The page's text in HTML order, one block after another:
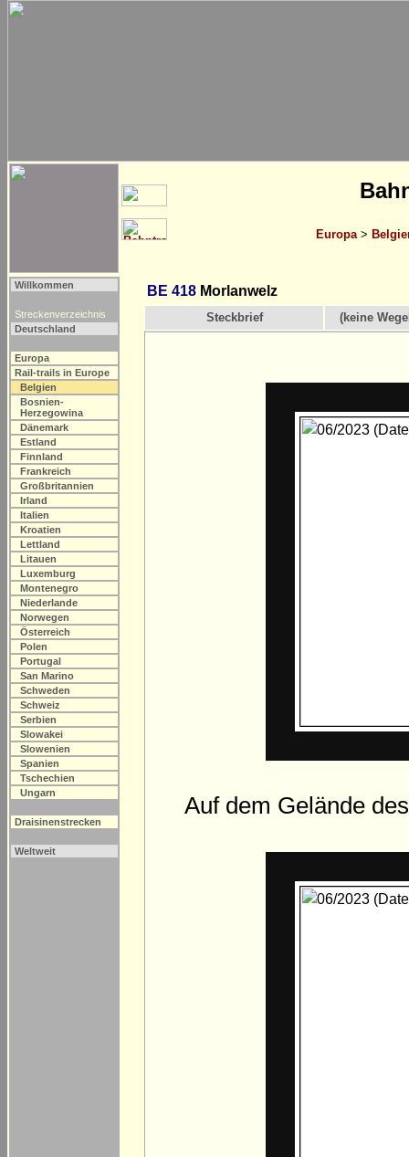
Europa >
Willkommen
Streckenverzeichnis
Deutschland
Europa
Rail-trails in Europe
Belgien
Bosnien-
Herzegowina
Dänemark
Estland
Finnland
Frankreich
Großbritannien
Irland
Italien
Kroatien
Lettland
Litauen
Luxemburg
Montenegro
Niederlande
Norwegen
Österreich
Polen
Portugal
San Marino
Schweden
Schweiz
Serbien
Slowakei
Slowenien
Spanien
Tschechien
Ungarn
Draisinenstrecken
Weltweit
BE 418 Morlanwelz
Steckbrief (keine
Auf dem Gelände